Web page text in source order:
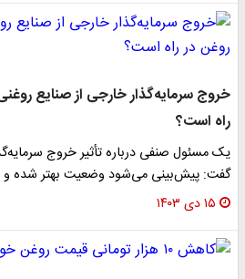
خروج سرمایه‌گذار خارجی از صنایع
راه است؟
یک مسئول صنفی درباره تأثیر خروج
گفت: پیش‌بینی می‌شود وضعیت بهتر شده و
۱۵ دی ۱۴۰۳